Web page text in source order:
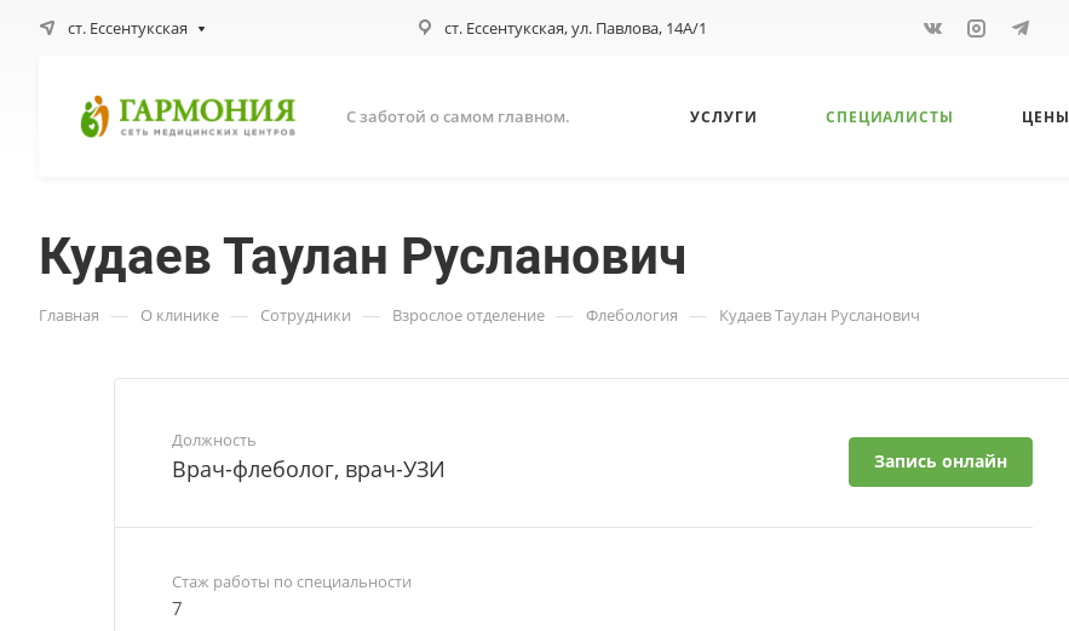
ст. Ессентукская ст. Ессентукская, ул. Павлова, 14А/1
С заботой о самом главном. УСЛУГИ СПЕЦИАЛИСТЫ ЦЕНЫ
Кудаев Таулан Русланович
Главная — О клинике — Сотрудники — Взрослое отделение — Флебология — Кудаев Таулан Русланович
Должность
Врач-флеболог, врач-УЗИ Запись онлайн
Стаж работы по специальности
7